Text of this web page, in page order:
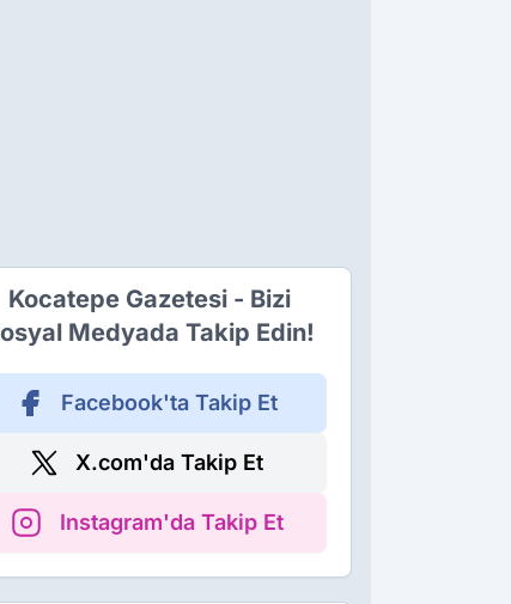
Kocatepe Gazetesi - Bizi
Medyada Takip Edin!
Facebook'ta Takip Et
X.com'da Takip Et
Instagram'da Takip Et